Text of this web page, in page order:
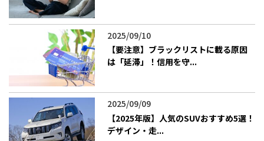
2025/09/10
【要注意】ブラックリストに載る原因
は「延滞」！信用を守...
2025/09/09
【2025年版】人気のSUVおすすめ5選！
デザイン・走...